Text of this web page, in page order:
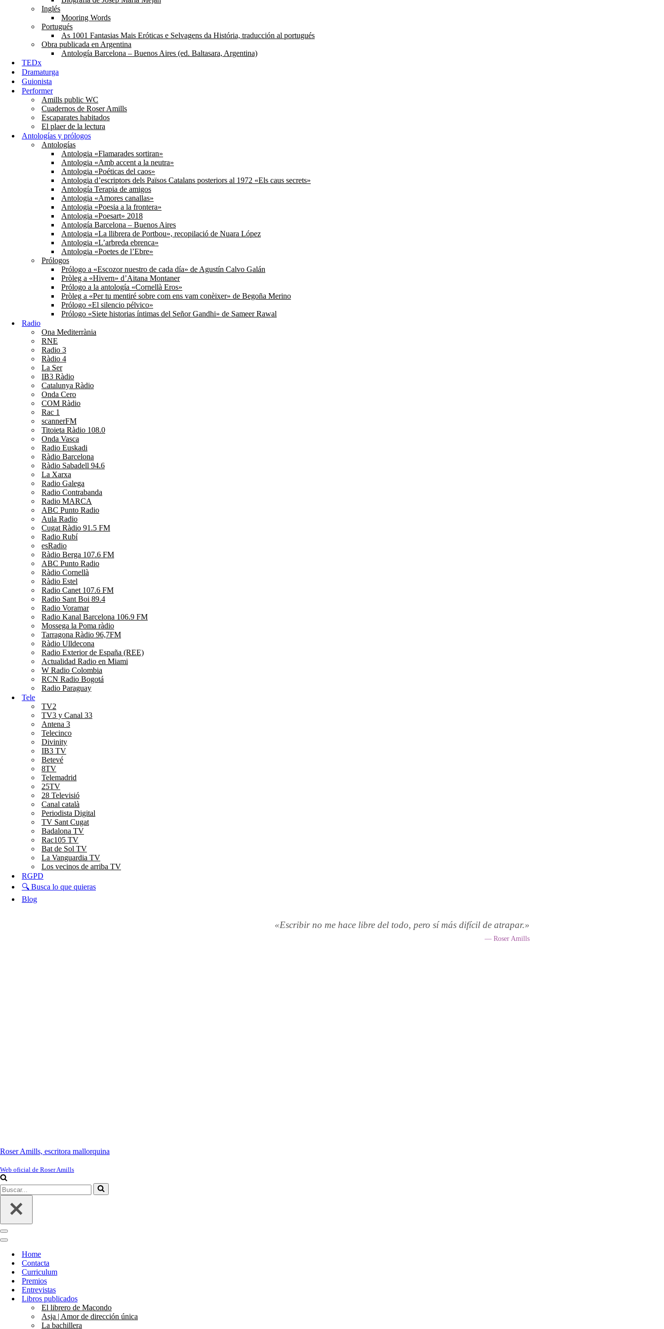
Inglés
Mooring Words
Portugués
As 1001 Fantasias Mais Eróticas e Selvagens da História, traducción al portugués
Obra publicada en Argentina
Antología Barcelona – Buenos Aires (ed. Baltasara, Argentina)
TEDx
Dramaturga
Guionista
Performer
Amills public WC
Cuadernos de Roser Amills
Escaparates habitados
El plaer de la lectura
Antologías y prólogos
Antologías
Antologia «Flamarades sortiran»
Antologia «Amb accent a la neutra»
Antologia «Poéticas del caos»
Antologia d’escriptors dels Països Catalans posteriors al 1972 «Els caus secrets»
Antología Terapia de amigos
Antologia «Amores canallas»
Antologia «Poesia a la frontera»
Antologia «Poesart» 2018
Antología Barcelona – Buenos Aires
Antologia «La llibrera de Portbou», recopilació de Nuara López
Antologia «L’arbreda ebrenca»
Antologia «Poetes de l’Ebre»
Prólogos
Prólogo a «Escozor nuestro de cada día» de Agustín Calvo Galán
Pròleg a «Hivern» d’Aitana Montaner
Prólogo a la antología «Cornellà Eros»
Pròleg a «Per tu mentiré sobre com ens vam conèixer» de Begoña Merino
Prólogo «El silencio pélvico»
Prólogo «Siete historias íntimas del Señor Gandhi» de Sameer Rawal
Radio
Ona Mediterrània
RNE
Radio 3
Ràdio 4
La Ser
IB3 Ràdio
Catalunya Ràdio
Onda Cero
COM Ràdio
Rac 1
scannerFM
Titoieta Ràdio 108.0
Onda Vasca
Radio Euskadi
Ràdio Barcelona
Ràdio Sabadell 94.6
La Xarxa
Radio Galega
Radio Contrabanda
Radio MARCA
ABC Punto Radio
Aula Radio
Cugat Ràdio 91.5 FM
Radio Rubí
esRadio
Ràdio Berga 107.6 FM
ABC Punto Radio
Ràdio Cornellà
Ràdio Estel
Radio Canet 107.6 FM
Radio Sant Boi 89.4
Radio Voramar
Radio Kanal Barcelona 106.9 FM
Mossega la Poma ràdio
Tarragona Ràdio 96,7FM
Ràdio Ulldecona
Radio Exterior de España (REE)
Actualidad Radio en Miami
W Radio Colombia
RCN Radio Bogotá
Radio Paraguay
Tele
TV2
TV3 y Canal 33
Antena 3
Telecinco
Divinity
IB3 TV
Betevé
8TV
Telemadrid
25TV
28 Televisió
Canal català
Periodista Digital
TV Sant Cugat
Badalona TV
Rac105 TV
Bat de Sol TV
La Vanguardia TV
Los vecinos de arriba TV
RGPD
🔍 Busca lo que quieras
Blog
«Escribir no me hace libre del todo, pero sí más difícil de atrapar.»
— Roser Amills
Roser Amills, escritora mallorquina
Web oficial de Roser Amills
Buscar...
Menú
de
Menú
navegación
Home
Contacta
Curriculum
Premios
Entrevistas
Libros publicados
El librero de Macondo
Asja | Amor de dirección única
La bachillera